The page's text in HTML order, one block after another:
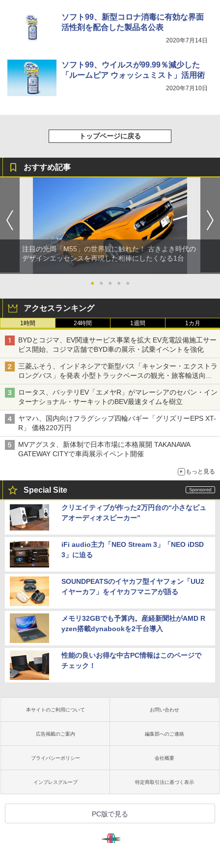
ソフト99、新型コロナ消毒に有効な界面
活性剤を配合した製品名公表
2020年7月14日
ソフト99、ウイルスが99.99％減少した
「ルームピア ウォッシュミスト」活用術
2020年7月10日
トップページに戻る
おすすめ記事
注目の光岡「M55」の世界観に触れた！ 古きよき時代の
デザインエッセンスを再現した相棒にしたくなる1台
● ● ● ● ●
アクセスランキング
1時間 24時間 1週間 1カ月
BYDとコジマ、EV関連サービス事業を拡大 EV充電設備施工サー
ビス開始、コジマ店舗でBYD車の展示・試乗イベントを強化
三菱ふそう、インドネシアで新型バス「キャンター・エクストラ
ロングバス」を発表 小型トラックベースの観光・旅客輸送向け
バス
ロータス、バッテリEV「エメヤR」がマレーシアのセパン・イン
ターナショナル・サーキットのBEV最速タイムを樹立
ヤマハ、国内向けフラグシップ四輪バギー「グリズリーEPS XT-
R」 価格220万円
MVアグスタ、新体制で日本市場に本格展開 TAKANAWA
GATEWAY CITYで車両展示イベント開催
もっと見る
Special Site
クリエイティブが作った2万円台の“小さなピュ
アオーディオスピーカー”
iFi audio主力「NEO Stream 3」「NEO iDSD
3」に迫る
SOUNDPEATSのイヤカフ型イヤフォン「UU2
イヤーカフ」をイヤカフマニアが語る
メモリ32GBでも予算内。産経新聞社がAMD R
yzen搭載dynabookを2千台導入
性能の良いお得な中古PC情報はこのページで
チェック！
本サイトのご利用について お問い合わせ
広告掲載のご案内 編集部へのご連絡
プライバシーポリシー 会社概要
インプレスグループ 特定商取引法に基づく表示
PC版で見る